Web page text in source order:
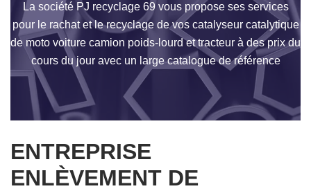
La société PJ recyclage 69 vous propose ses services
pour le rachat et le recyclage de vos catalyseur catalytique
de moto voiture camion poids-lourd et tracteur à des prix du
cours du jour avec un large catalogue de référence
ENTREPRISE
ENLÈVEMENT DE